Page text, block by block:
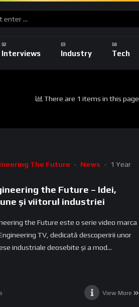
Interviews Industry Tech
There are 1 items in this page
The Future News
1 Year
the Future – Idei,
și viitorul industriei
the Future este o serie video marca
TV, dedicată descoperirii unor
industriale deosebite și a mod...
View More